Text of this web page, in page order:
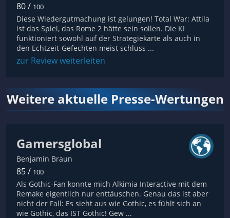
80 / 100
Diese Wiedergutmachung ist gelungen! Total War: Attila
ist das Spiel, das Rome 2 hätte sein sollen. Die KI
funktioniert sowohl auf der Strategiekarte als auch in
den Echtzeit-Gefechten meist schlüss ...
zur Review weiterleiten
Weitere aktuelle Presse-Wertungen
Gamersglobal
Benjamin Braun
85 / 100
Als Gothic-Fan konnte mich Alkimia Interactive mit dem
Remake eigentlich nur enttäuschen. Genau das ist aber
nicht der Fall: Es sieht aus wie Gothic, es fühlt sich an
wie Gothic, das IST Gothic! Gew ...